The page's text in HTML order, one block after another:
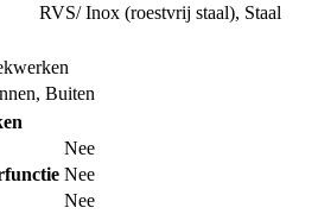
RVS/ Inox (roestvrij staal), Staal
, Buiten
Nee
Nee
Nee